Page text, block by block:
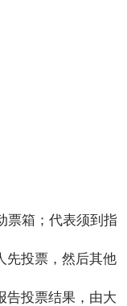
箱；代表须到指
投票，然后其他
投票结果，由大